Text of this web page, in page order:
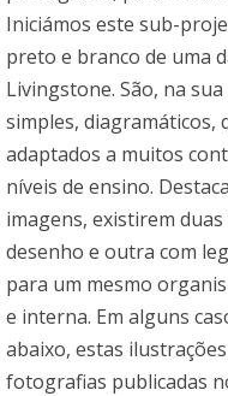
Iniciámos este sub-
preto e branco de uma
Livingstone. São, na
simples, diagramáticos,
adaptados a muitos
níveis de ensino.
imagens, existirem
desenho e outra com
para um mesmo
e interna. Em alguns
abaixo, estas
fotografias publicadas